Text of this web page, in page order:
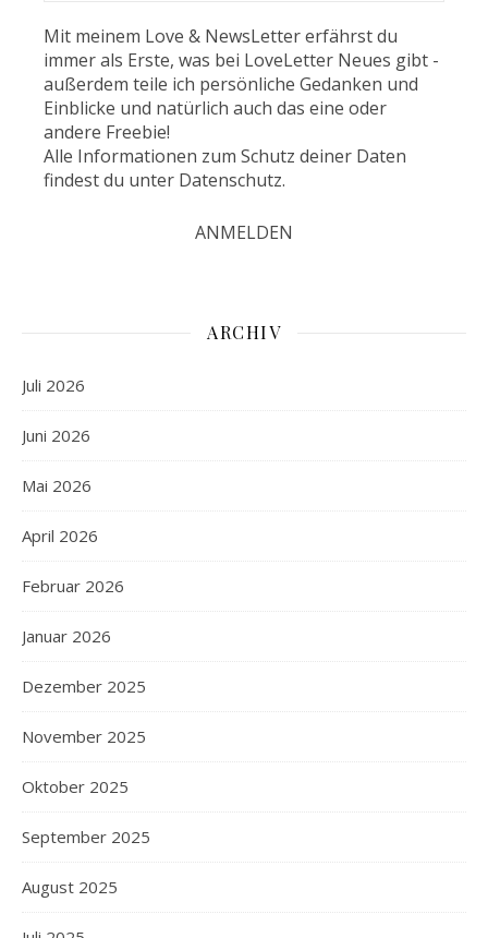
Mit meinem Love & NewsLetter erfährst du
immer als Erste, was bei LoveLetter Neues gibt -
außerdem teile ich persönliche Gedanken und
Einblicke und natürlich auch das eine oder
andere Freebie!
Alle Informationen zum Schutz deiner Daten
findest du unter Datenschutz.
ARCHIV
Juli 2026
Juni 2026
Mai 2026
April 2026
Februar 2026
Januar 2026
Dezember 2025
November 2025
Oktober 2025
September 2025
August 2025